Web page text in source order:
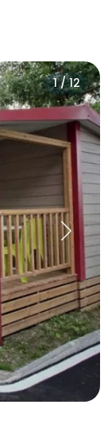
1 / 12